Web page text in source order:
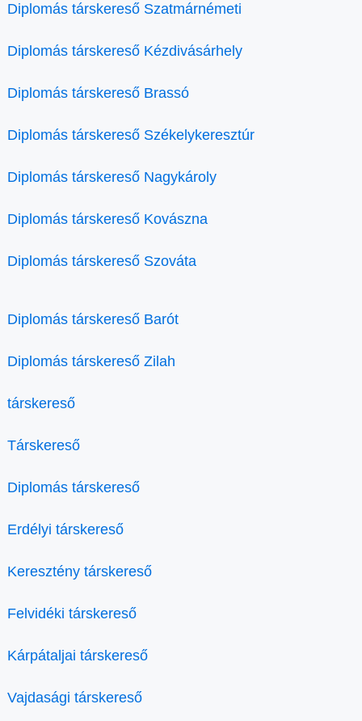
Diplomás társkereső Szatmárnémeti
Diplomás társkereső Kézdivásárhely
Diplomás társkereső Brassó
Diplomás társkereső Székelykeresztúr
Diplomás társkereső Nagykároly
Diplomás társkereső Kovászna
Diplomás társkereső Szováta
Diplomás társkereső Barót
Diplomás társkereső Zilah
társkereső
Társkereső
Diplomás társkereső
Erdélyi társkereső
Keresztény társkereső
Felvidéki társkereső
Kárpátaljai társkereső
Vajdasági társkereső